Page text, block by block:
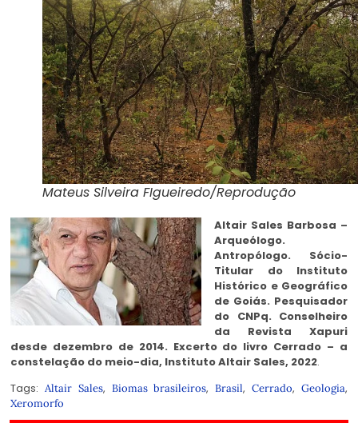
Mateus Silveira FIgueiredo/Reprodução
Altair Sales Barbosa –
Arqueólogo.
Antropólogo. Sócio-
Titular do Instituto
Histórico e Geográfico
de Goiás. Pesquisador
do CNPq. Conselheiro
da Revista Xapuri
desde dezembro de 2014. Excerto do livro Cerrado – a
constelação do meio-dia, Instituto Altair Sales, 2022.
Tags: Altair Sales, Biomas brasileiros,Brasil,Cerrado,Geologia,
Xeromorfo